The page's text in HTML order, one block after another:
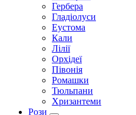
Гербера
Гладіолуси
Еустома
Кали
Лілії
Орхідеї
Півонія
Ромашки
Тюльпани
Хризантеми
Рози